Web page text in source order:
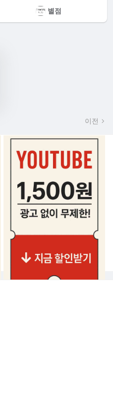
별점
이전